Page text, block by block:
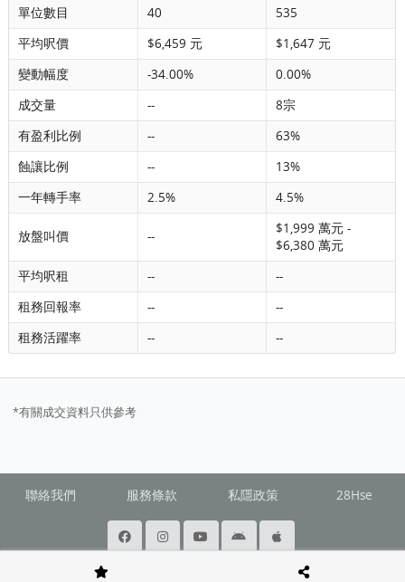
單位數目
40
535
平均呎價
$6,459 元
$1,647 元
變動幅度
-34.00%
0.00%
成交量
--
8宗
有盈利比例
--
63%
蝕讓比例
--
13%
一年轉手率
2.5% 4.5%
放盤叫價 --
$1,999 萬元 -
$6,380 萬元
平均呎租
--
--
租務回報率
--
--
租務活躍率
-- --
*有關成交資料只供參考
聯絡我們 服務條款 私隱政策 28Hse
@ Copyright 2026 Squarefoot All rights reserved.